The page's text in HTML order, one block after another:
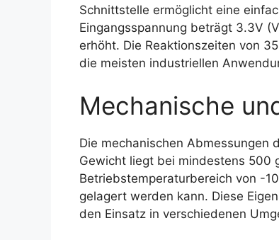
Schnittstelle ermöglicht eine
Eingangsspannung beträgt 3.3V
erhöht. Die Reaktionszeiten von
die meisten industriellen
Mechanische
Die mechanischen Abmessungen
Gewicht liegt bei mindestens 500
Betriebstemperaturbereich von -
gelagert werden kann. Diese
den Einsatz in verschiedenen